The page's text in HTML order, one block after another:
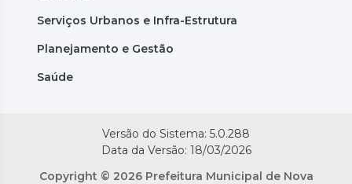
Serviços Urbanos e Infra-Estrutura
Planejamento e Gestão
Saúde
Versão do Sistema: 5.0.288
Data da Versão: 18/03/2026
Copyright © 2026 Prefeitura Municipal de Nova